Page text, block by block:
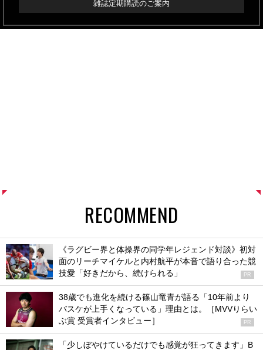
雑誌定期購読のご案内
RECOMMEND
《ラグビー界と体操界の同学年レジェンド対談》初対
面のリーチマイケルと内村航平が本音で語り合った競
技愛「好きだから、続けられる」
PR
38歳でも進化を続ける篠山竜青が語る「10年前より
バスケが上手くなっている」理由とは。［MVVりらい
ぶ賞 受賞者インタビュー］
PR
「少しぼやけているだけでも感覚が狂ってきます」B